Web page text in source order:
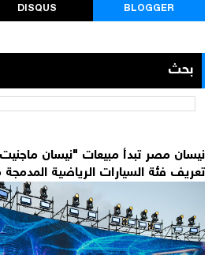
BLOGGER
DISQUS
بحث
نيسان مصر تبدأ مبيعات "نيسان
تعريف فئة السيارات الرياضية